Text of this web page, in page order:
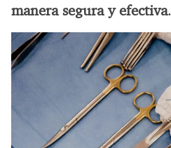
manera segura y efectiva.